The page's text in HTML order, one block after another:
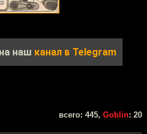
наш канал в Telegram
всего: 445, Goblin: 20